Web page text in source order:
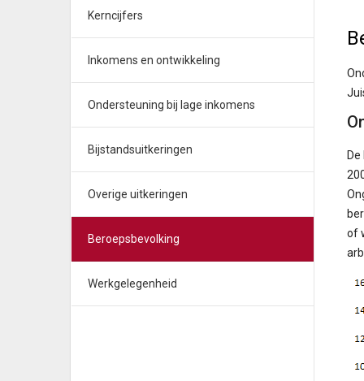
Kerncijfers
Inkomens en ontwikkeling
Ondersteuning bij lage inkomens
Bijstandsuitkeringen
Overige uitkeringen
Beroepsbevolking
Werkgelegenheid
of